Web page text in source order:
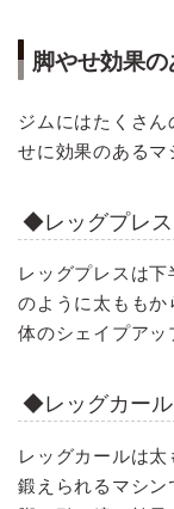
脚やせ効果
ジムにはたくさ
せに効果のあるマ
◆レッグプレス
レッグプレスは
のように太もも
体のシェイプアッ
◆レッグカール
レッグカールは
鍛えられるマシ